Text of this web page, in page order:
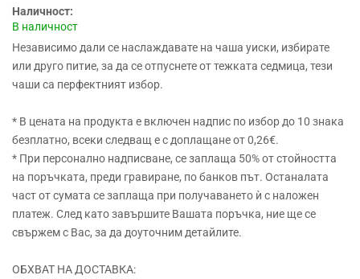
Наличност:
В наличност
Независимо дали се наслаждавате на чаша уиски, избирате
или друго питие, за да се отпуснете от тежката седмица, тези
чаши са перфектният избор.
* В цената на продукта е включен надпис по избор до 10 знака
безплатно, всеки следващ е с доплащане от 0,26€.
* При персонално надписване, се заплаща 50% от стойността
на поръчката, преди гравиране, по банков път. Останалата
част от сумата се заплаща при получаването ѝ с наложен
платеж. След като завършите Вашата поръчка, ние ще се
свържем с Вас, за да доуточним детайлите.
ОБХВАТ НА ДОСТАВКА: